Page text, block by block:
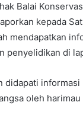
Balai
kepada
mendapatkan
penyelidikan di
didapati
oleh